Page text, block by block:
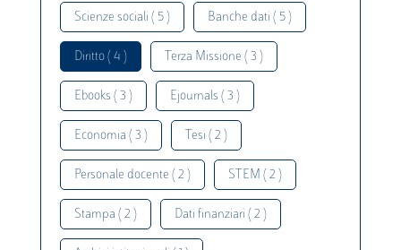
Scienze sociali ( 5 ) Banche dati ( 5 )
Diritto ( 4 ) Terza Missione ( 3 )
Ebooks ( 3 ) Ejournals ( 3 )
Economia ( 3 ) Tesi ( 2 )
Personale docente ( 2 ) STEM ( 2 )
Stampa ( 2 ) Dati finanziari ( 2 )